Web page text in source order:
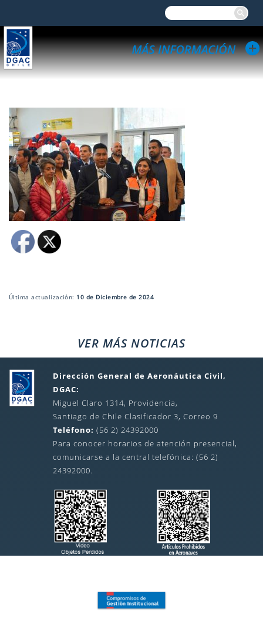
Última actualización: 10 de Diciembre de 2024
VER MÁS NOTICIAS
Dirección General de Aeronáutica Civil,
DGAC:
Miguel Claro 1314, Providencia,
Santiago de Chile Clasificador 3, Correo 9
Teléfono: (56 2) 24392000
Para conocer horarios de atención presencial,
comunicarse a la central telefónica: (56 2)
24392000.